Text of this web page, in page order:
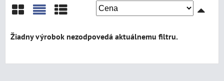
Mriežka